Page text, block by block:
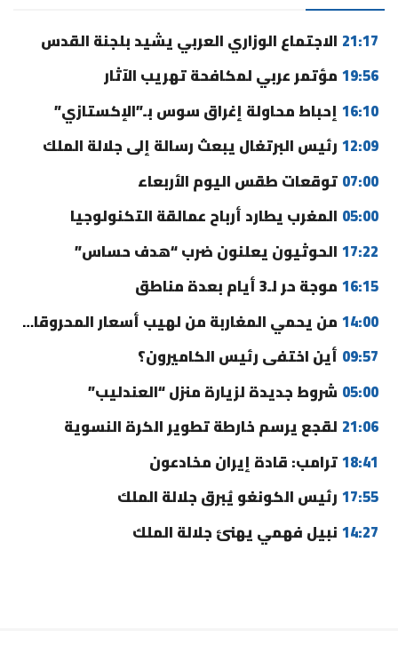
21:17 الاجتماع الوزاري العربي يشيد بلجنة القدس
19:56 مؤتمر عربي لمكافحة تهريب الآثار
16:10 إحباط محاولة إغراق سوس بـ”الإكستازي”
12:09 رئيس البرتغال يبعث رسالة إلى جلالة الملك
07:00 توقعات طقس اليوم الأربعاء
05:00 المغرب يطارد أرباح عمالقة التكنولوجيا
17:22 الحوثيون يعلنون ضرب “هدف حساس”
16:15 موجة حر لـ3 أيام بعدة مناطق
14:00 من يحمي المغاربة من لهيب أسعار المحروقات؟
09:57 أين اختفى رئيس الكاميرون؟
05:00 شروط جديدة لزيارة منزل “العندليب”
21:06 لقجع يرسم خارطة تطوير الكرة النسوية
18:41ترامب: قادة إيران مخادعون
17:55 رئيس الكونغو يُبرق جلالة الملك
14:27 نبيل فهمي يهنئ جلالة الملك